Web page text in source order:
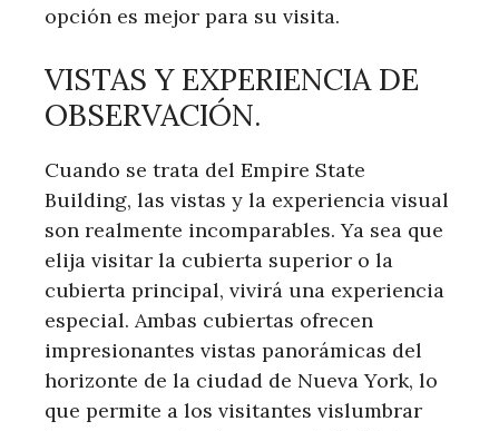
opción es mejor para su visita.
VISTAS Y EXPERIENCIA DE
OBSERVACIÓN.
Cuando se trata del Empire State
Building, las vistas y la experiencia visual
son realmente incomparables. Ya sea que
elija visitar la cubierta superior o la
cubierta principal, vivirá una experiencia
especial. Ambas cubiertas ofrecen
impresionantes vistas panorámicas del
horizonte de la ciudad de Nueva York, lo
que permite a los visitantes vislumbrar